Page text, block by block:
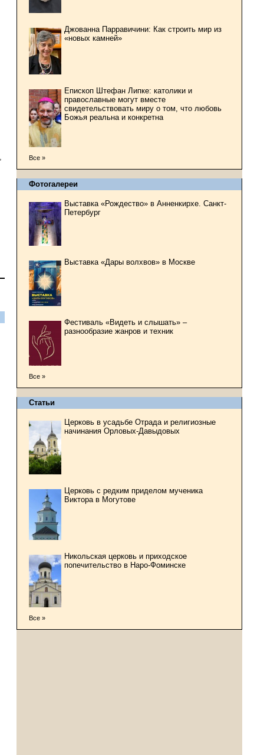
Джованна Парравичини: Как строить мир из
«новых камней»
Епископ Штефан Липке: католики и
православные могут вместе
свидетельствовать миру о том, что любовь
Божья реальна и конкретна
Все »
Фотогалереи
Выставка «Рождество» в Анненкирхе. Санкт-
Петербург
Выставка «Дары волхвов» в Москве
Фестиваль «Видеть и слышать» –
разнообразие жанров и техник
Все »
Статьи
Церковь в усадьбе Отрада и религиозные
начинания Орловых-Давыдовых
Церковь с редким приделом мученика
Виктора в Могутове
Никольская церковь и приходское
попечительство в Наро-Фоминске
Все »